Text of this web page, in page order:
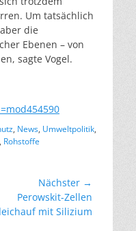
Um tatsächlich
die
Ebenen – von
sagte Vogel.
, News, Umweltpolitik,
, Rohstoffe
Nächster →
Perowskit-Zellen
mit Silizium